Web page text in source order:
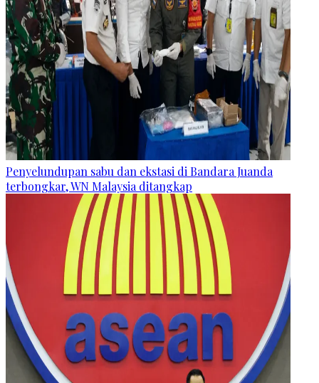
Penyelundupan sabu dan ekstasi di Bandara Juanda
terbongkar, WN Malaysia ditangkap